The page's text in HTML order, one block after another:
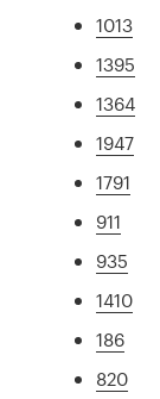
1013
1395
1364
1947
1791
911
935
1410
186
820